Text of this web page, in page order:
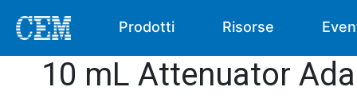
Prodotti Risorse
10 mL Attenuator